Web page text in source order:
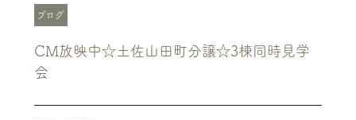
ブログ
CM放映中☆土佐山田町分譲☆3棟同時見学
会